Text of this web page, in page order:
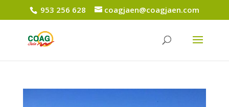
953 256 628 coagjaen@coagjaen.com